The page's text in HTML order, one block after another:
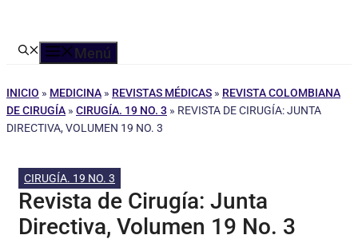
Menú
INICIO » MEDICINA » REVISTAS MÉDICAS » REVISTA COLOMBIANA
DE CIRUGÍA » CIRUGÍA. 19 NO. 3 » REVISTA DE CIRUGÍA: JUNTA
DIRECTIVA, VOLUMEN 19 NO. 3
CIRUGÍA. 19 NO. 3
Revista de Cirugía: Junta
Directiva, Volumen 19 No. 3